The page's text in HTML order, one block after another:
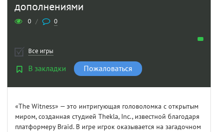
дополнениями
0 / 0
Все игры
В закладки Пожаловаться
«The Witness» — это интригующая головоломка с открытым
миром, созданная студией Thekla, Inc., известной благодаря
платформеру Braid. В игре игрок оказывается на загадочном